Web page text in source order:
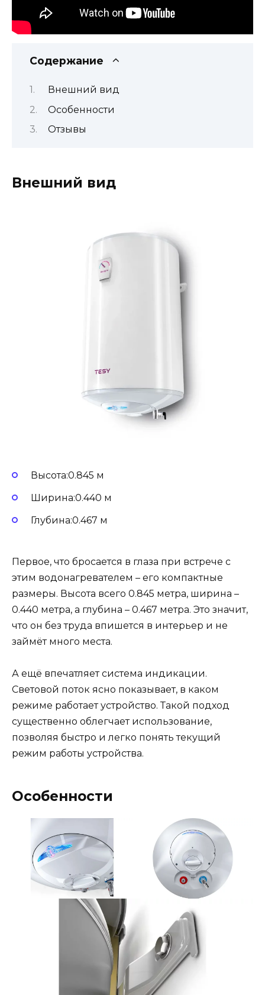
Содержание
Внешний вид
Особенности
Отзывы
Внешний вид
Высота:0.845 м
Ширина:0.440 м
Глубина:0.467 м
Первое, что бросается в глаза при встрече с
этим водонагревателем – его компактные
размеры. Высота всего 0.845 метра, ширина –
0.440 метра, а глубина – 0.467 метра. Это значит,
что он без труда впишется в интерьер и не
займёт много места.
А ещё впечатляет система индикации.
Световой поток ясно показывает, в каком
режиме работает устройство. Такой подход
существенно облегчает использование,
позволяя быстро и легко понять текущий
режим работы устройства.
Особенности